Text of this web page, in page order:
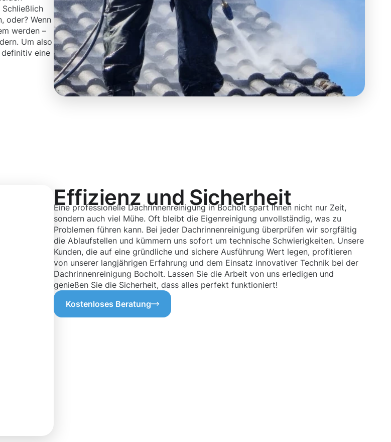
oder? Wenn
werden –
Um also
eine
Effizienz und Sicherheit
Eine professionelle Dachrinnenreinigung in Bocholt spart Ihnen nicht nur Zeit,
sondern auch viel Mühe. Oft bleibt die Eigenreinigung unvollständig, was zu
Problemen führen kann. Bei jeder Dachrinnenreinigung überprüfen wir sorgfältig
die Ablaufstellen und kümmern uns sofort um technische Schwierigkeiten. Unsere
Kunden, die auf eine gründliche und sichere Ausführung Wert legen, profitieren
von unserer langjährigen Erfahrung und dem Einsatz innovativer Technik bei der
Dachrinnenreinigung Bocholt. Lassen Sie die Arbeit von uns erledigen und
genießen Sie die Sicherheit, dass alles perfekt funktioniert!
Kostenloses Beratung